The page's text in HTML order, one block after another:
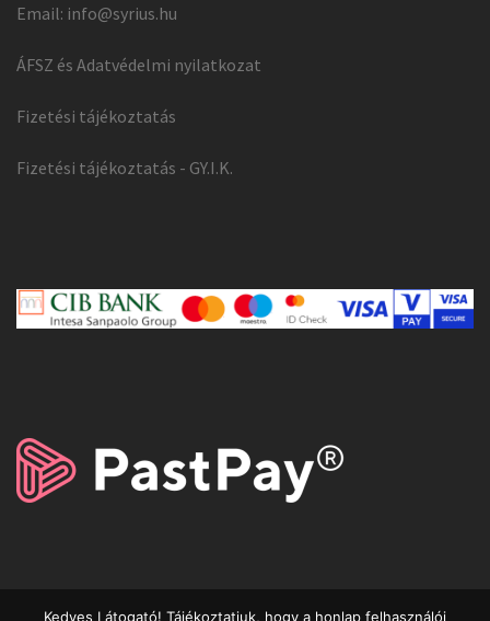
Email: info@syrius.hu
ÁFSZ és Adatvédelmi nyilatkozat
Fizetési tájékoztatás
Fizetési tájékoztatás - GY.I.K.
Kedves Látogató! Tájékoztatjuk, hogy a honlap felhasználói